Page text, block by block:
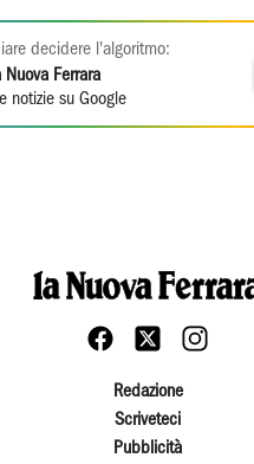
decidere l'algoritmo:
Nuova Ferrara
notizie su Google
Redazione
Scriveteci
Pubblicità